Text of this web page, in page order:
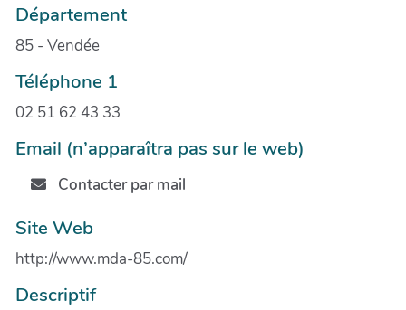
Département
85 - Vendée
Téléphone 1
02 51 62 43 33
Email (n’apparaîtra pas sur le web)
Contacter par mail
Site Web
http://www.mda-85.com/
Descriptif